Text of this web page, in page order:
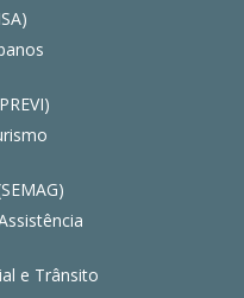
e Trânsito